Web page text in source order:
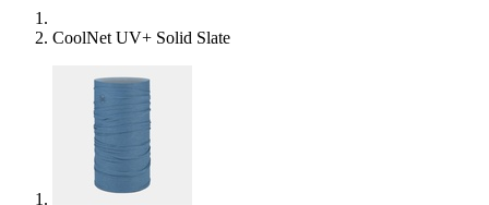
CoolNet UV+ Solid Slate